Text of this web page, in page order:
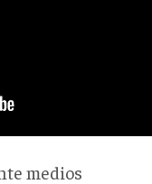
medios